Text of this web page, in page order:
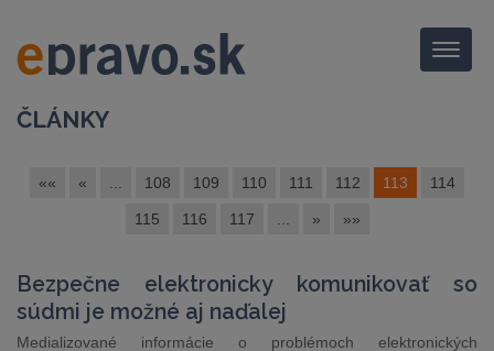
Menu
ČLÁNKY
«« « 108 109 110 111 112 113 114
115 116 117 » »»
Bezpečne elektronicky komunikovať so
súdmi je možné aj naďalej
Medializované informácie o problémoch elektronických